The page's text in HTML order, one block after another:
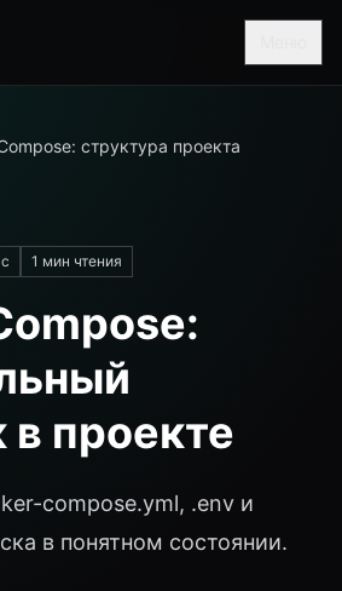
структура проекта
1 мин чтения
в проекте
compose.yml, .env и
в понятном состоянии.